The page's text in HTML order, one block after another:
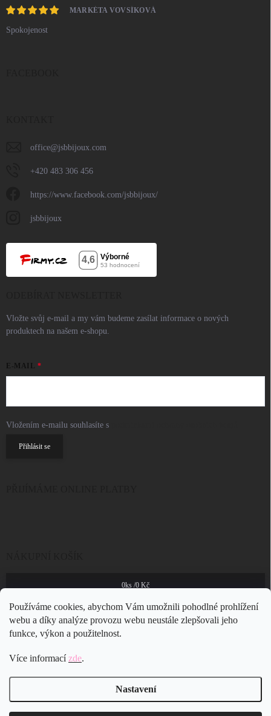
Používáme cookies, abychom Vám umožnili pohodlné prohlížení
webu a díky analýze provozu webu neustále zlepšovali jeho
funkce, výkon a použitelnost.
Více informacízde.
Nastavení
MARKÉTA VOVSÍKOVÁ
Spokojenost
office@jsbbijoux.com
+420 483 306 456
https://www.facebook.com/jsbbijoux/
jsbbijoux
Vložte svůj e-mail a my vám budeme zasílat informace o nových
produktech na našem e-shopu.
E-MAIL
Vložením e-mailu souhlasíte s
Přihlásit se
0ks /0 Kč